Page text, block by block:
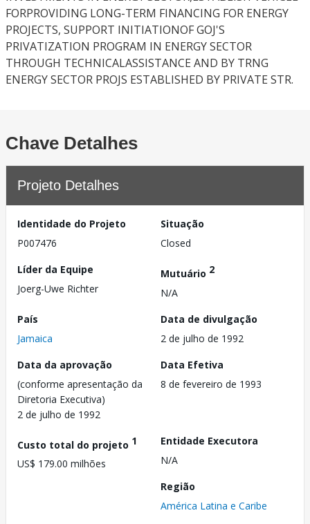
FORPROVIDING LONG-TERM FINANCING FOR ENERGY
PROJECTS, SUPPORT INITIATIONOF GOJ'S
PRIVATIZATION PROGRAM IN ENERGY SECTOR
THROUGH TECHNICALASSISTANCE AND BY TRNG
ENERGY SECTOR PROJS ESTABLISHED BY PRIVATE STR.
Chave Detalhes
Projeto Detalhes
Identidade do Projeto
P007476
Situação
Closed
Líder da Equipe
Joerg-Uwe Richter
Mutuário 2
N/A
País
Jamaica
Data de divulgação
2 de julho de 1992
Data da aprovação
(conforme apresentação da
Diretoria Executiva)
2 de julho de 1992
Data Efetiva
8 de fevereiro de 1993
Custo total do projeto 1
US$ 179.00 milhões
Entidade Executora
N/A
Região
América Latina e Caribe